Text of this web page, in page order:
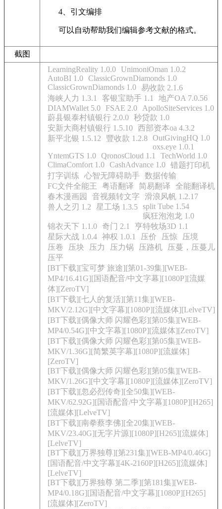
4、引文编排
可以自动帮助我们编辑参考文献的格式。
截图
LearningReality 1.0.0 UnimoniOman 1.0.2
AutoBI 1.0 ClassicGrownDiamonds 1.0
ClassicGrownDiamonds 1.0
易收款 2.1.6
海峡人力 1.3.1
客银宝助手 1.1
地产OA 7.0.56
DIAMWallet 5.0
FSAE 2.0
ApolloSiteServices 1.0
蔚县银泰村镇银行 2.0.0 秒贷款 1.0
安新大商村镇银行 1.5.10 西部资本oa 4.3.2
新平北银 1.5.12
豐收款 1.2.8 OutGivingHQ 1.0
oxs.eye 1.0.1
YntemGTS 1.0 QronosCloud 1.1
TechWorld 1.0
ClimaComfort 1.0 CashAdvance 1.0 错题打印机
打字训练
心智无障碍助手 数据传输
FC文件全能王
粤语翻译 简易翻译
全能翻译机
春木漫画园
音视频转文字
滑浪风帆 1.2.17
兽人之刃 1.2
星工场 1.3.5 split Tube 1.54
疯狂泡泡龙 1.0
锦衣天下 1.1.0 奇门 2.1
亨特牧场3D 1.1
星际大战 1.0.4 神权 1.0.1 压价 压惊
压境
压卷
压块 压力 压力锅 压路机
压蔓，压蔓儿
压平
[BT下载][宝可梦 旅途][第01-39集][WEB-
MP4/16.41G][国语配音/中文字幕][1080P][流媒
体][ZeroTV]
[BT下载][七人的复活][第11集][WEB-
MKV/2.12G][中文字幕][1080P][流媒体][LelveTV]
[BT下载][偶像大师 闪耀色彩][第05集][WEB-
MP4/0.54G][中文字幕][1080P][流媒体][ZeroTV]
[BT下载][偶像大师 闪耀色彩][第05集][WEB-
MKV/1.36G][简繁英字幕][1080P][流媒体]
[ZeroTV]
[BT下载][偶像大师 闪耀色彩][第05集][WEB-
MKV/1.26G][中文字幕][1080P][流媒体][ZeroTV]
[BT下载][忽必烈传奇][全50集][WEB-
MKV/62.92G][国语配音/中文字幕][1080P][H265]
[流媒体][LelveTV]
[BT下载][南拳蔡李佛][全20集][WEB-
MKV/23.40G][无字片源][1080P][H265][流媒体]
[LelveTV]
[BT下载][万界独尊][第231集][WEB-MP4/0.46G]
[国语配音/中文字幕][4K-2160P][H265][流媒体]
[LelveTV]
[BT下载][万界独尊 第二季][第181集][WEB-
MP4/0.18G][国语配音/中文字幕][1080P][H265]
[流媒体][ZeroTV]